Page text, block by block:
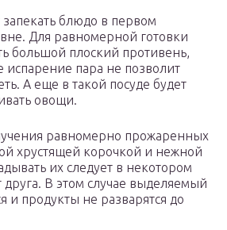
запекать блюдо в первом
Для равномерной готовки
большой плоский противень,
испарение пара не позволит
А еще в такой посуде будет
овощи.
равномерно прожаренных
хрустящей корочкой и нежной
их следует в некотором
друга. В этом случае выделяемый
и продукты не разварятся до